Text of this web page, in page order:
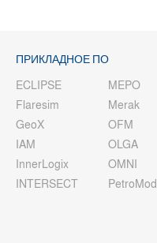
ПРИКЛАДНОЕ ПО
ECLIPSE
Flaresim
GeoX
IAM
InnerLogix
INTERSECT
MEPO
Merak
OFM
OLGA
OMNI
PetroMod